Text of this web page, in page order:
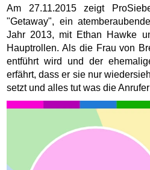
Am 27.11.2015 zeigt
"Getaway", ein
Jahr 2013, mit Ethan Hawke
Hauptrollen. Als die Frau von
entführt wird und der
erfährt, dass er sie nur
setzt und alles tut was die